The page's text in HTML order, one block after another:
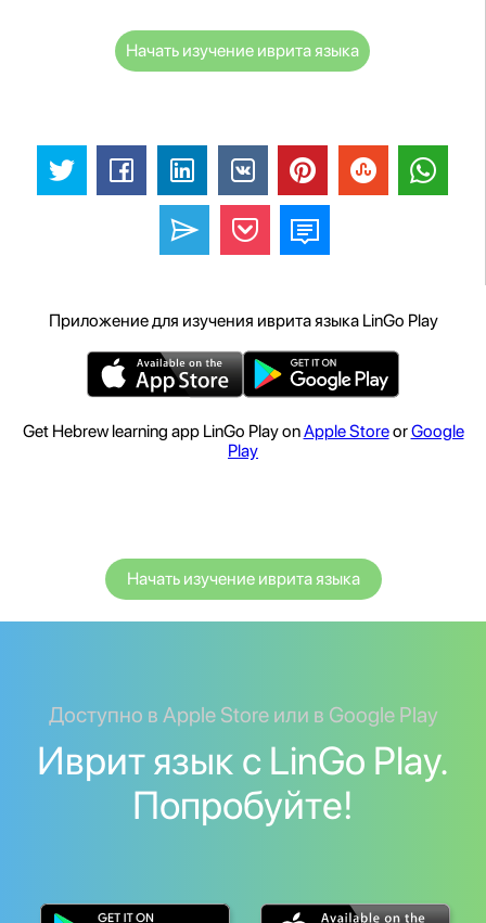
Начать изучение иврита языка
Приложение для изучения иврита языка LinGo Play
Get Hebrew learning app LinGo Play onApple StoreorGoogle
Play
Начать изучение иврита языка
Доступно в Apple Store или в Google Play
Иврит язык с LinGo Play.
Попробуйте!